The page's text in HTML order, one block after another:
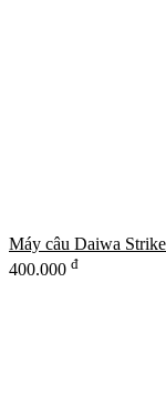
Máy câu Daiwa
400.000 đ